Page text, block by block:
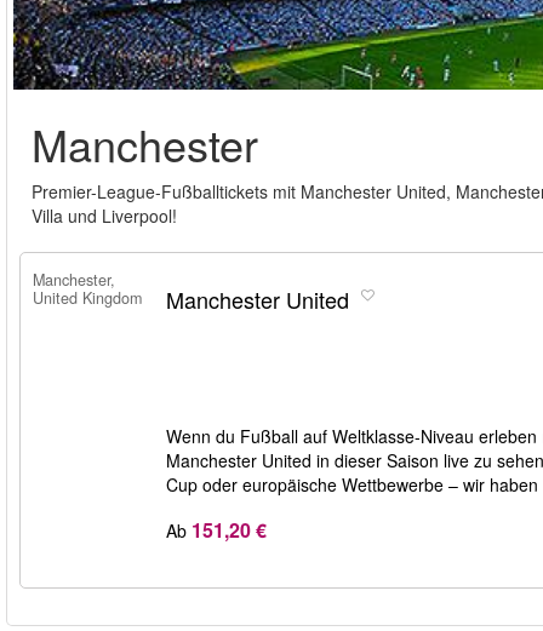
Manchester
Premier-League-Fußballtickets mit Manchester United,
Villa und Liverpool!
Manchester,
United Kingdom
Manchester United
Wenn du Fußball auf Weltklasse-Niveau
Manchester United in dieser Saison live zu
Cup oder europäische Wettbewerbe – wir haben
Ab 151,20 €